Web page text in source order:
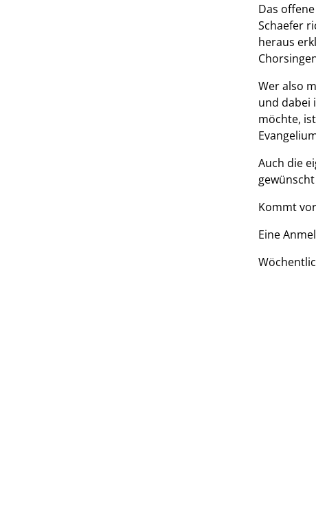
Das
Schaefer
heraus
Wer also
und dabei
möchte,
Auch die
Kommt
Eine